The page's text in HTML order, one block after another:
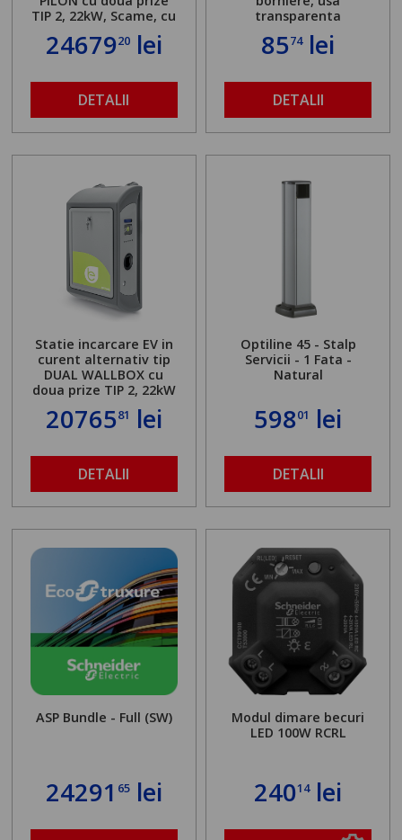
TIP 2, 22kW, Scame, cu
server local
2467920lei
DETALII
transparenta
8574lei
DETALII
Statie incarcare EV in
curent alternativ tip
DUAL WALLBOX cu
doua prize TIP 2, 22kW
2076581 lei
DETALII
Optiline 45 - Stalp
Servicii - 1 Fata -
Natural
59801 lei
DETALII
ASP Bundle - Full (SW)
24291 65lei
Modul dimare becuri
LED 100W RCRL
24014lei